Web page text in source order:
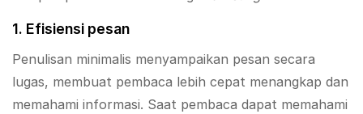
1. Efisiensi pesan
Penulisan minimalis menyampaikan pesan secara
lugas, membuat pembaca lebih cepat menangkap dan
memahami informasi. Saat pembaca dapat memahami